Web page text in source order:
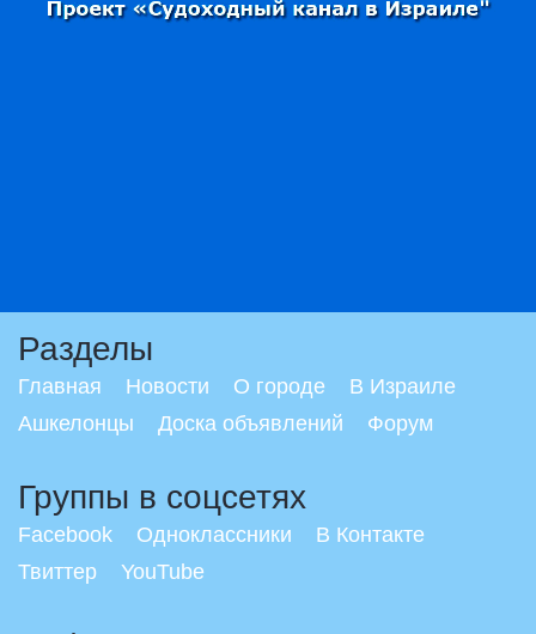
Разделы
Главная Новости О городе
В Израиле
Ашкелонцы
Доска объявлений Форум
Группы в соцсетях
Facebook Одноклассники
В Контакте
Твиттер
YouTube